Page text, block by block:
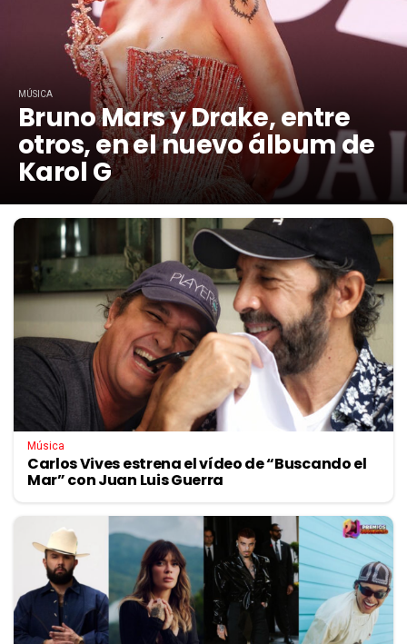
MÚSICA
Bruno Mars y Drake, entre
otros, en el nuevo álbum de
Karol G
Música
Carlos Vives estrena el vídeo de “Buscando el
Mar” con Juan Luis Guerra